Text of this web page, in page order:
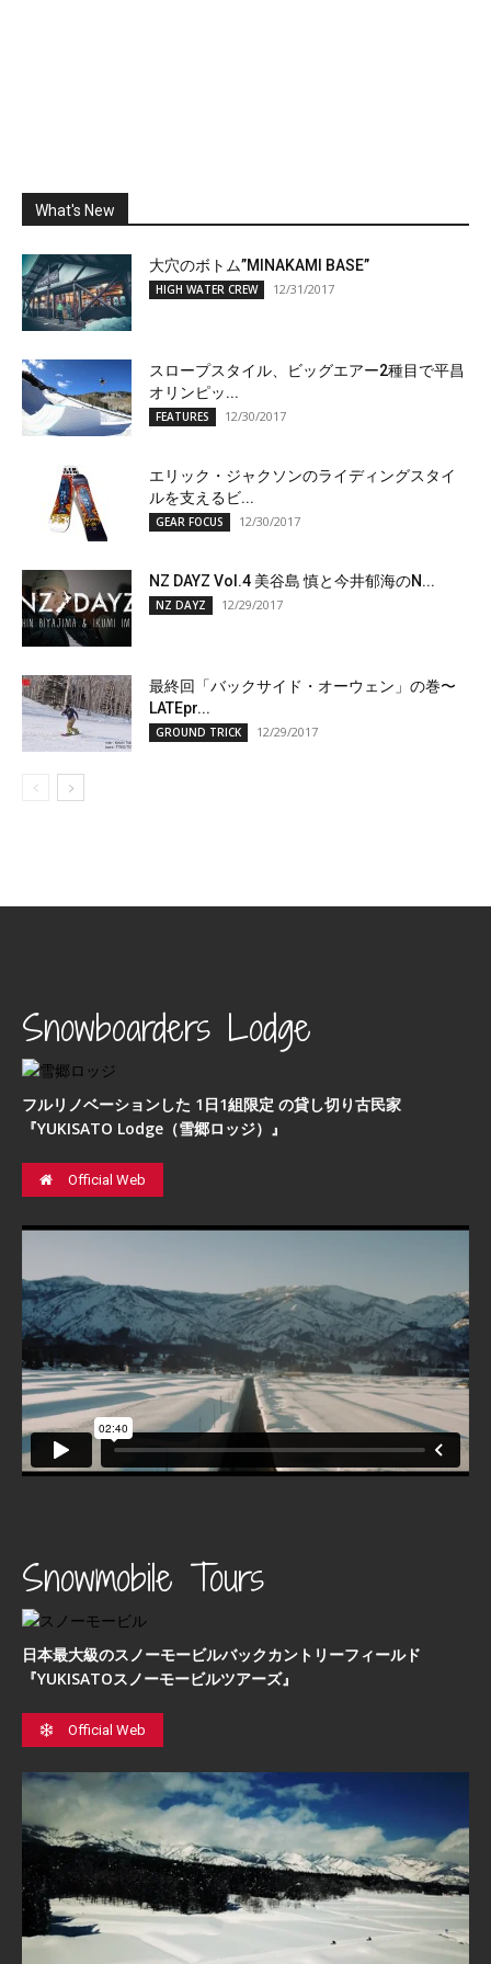
What's New
大穴のボトム”MINAKAMI BASE”
HIGH WATER CREW 12/31/2017
スロープスタイル、ビッグエアー2種目で平昌
オリンピッ...
FEATURES 12/30/2017
エリック・ジャクソンのライディングスタイ
ルを支えるビ...
GEAR FOCUS 12/30/2017
NZ DAYZ Vol.4 美谷島 慎と今井郁海のN...
NZ DAYZ 12/29/2017
最終回「バックサイド・オーウェン」の巻〜
LATEpr...
GROUND TRICK 12/29/2017
Snowboarders Lodge
フルリノベーションした 1日1組限定 の貸し切り古民家
『YUKISATO Lodge（雪郷ロッジ）』
Official Web
Snowmobile Tours
日本最⼤級のスノーモービルバックカントリーフィールド
『YUKISATOスノーモービルツアーズ』
Official Web